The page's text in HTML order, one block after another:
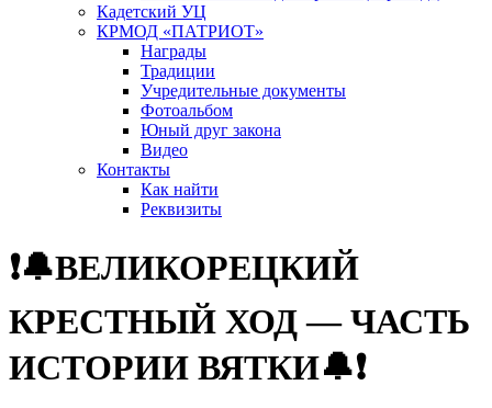
Кадетский УЦ
КРМОД «ПАТРИОТ»
Награды
Традиции
Учредительные документы
Фотоальбом
Юный друг закона
Видео
Контакты
Как найти
Реквизиты
❗🔔ВЕЛИКОРЕЦКИЙ
КРЕСТНЫЙ ХОД — ЧАСТЬ
ИСТОРИИ ВЯТКИ🔔❗